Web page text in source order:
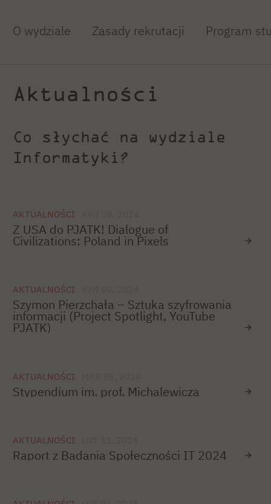
O wydziale Zasady rekrutacji Program
Aktualności
Co słychać na wydziale
Informatyki?
AKTUALNOŚCI
Z USA do PJATK! Dialogue of
Civilizations: Poland in Pixels
AKTUALNOŚCI
Szymon Pierzchała – Sztuka szyfrowania
informacji (Project Spotlight, YouTube
PJATK)
AKTUALNOŚCI
Stypendium im. prof. Michalewicza
AKTUALNOŚCI
Raport z Badania Społeczności IT 2024